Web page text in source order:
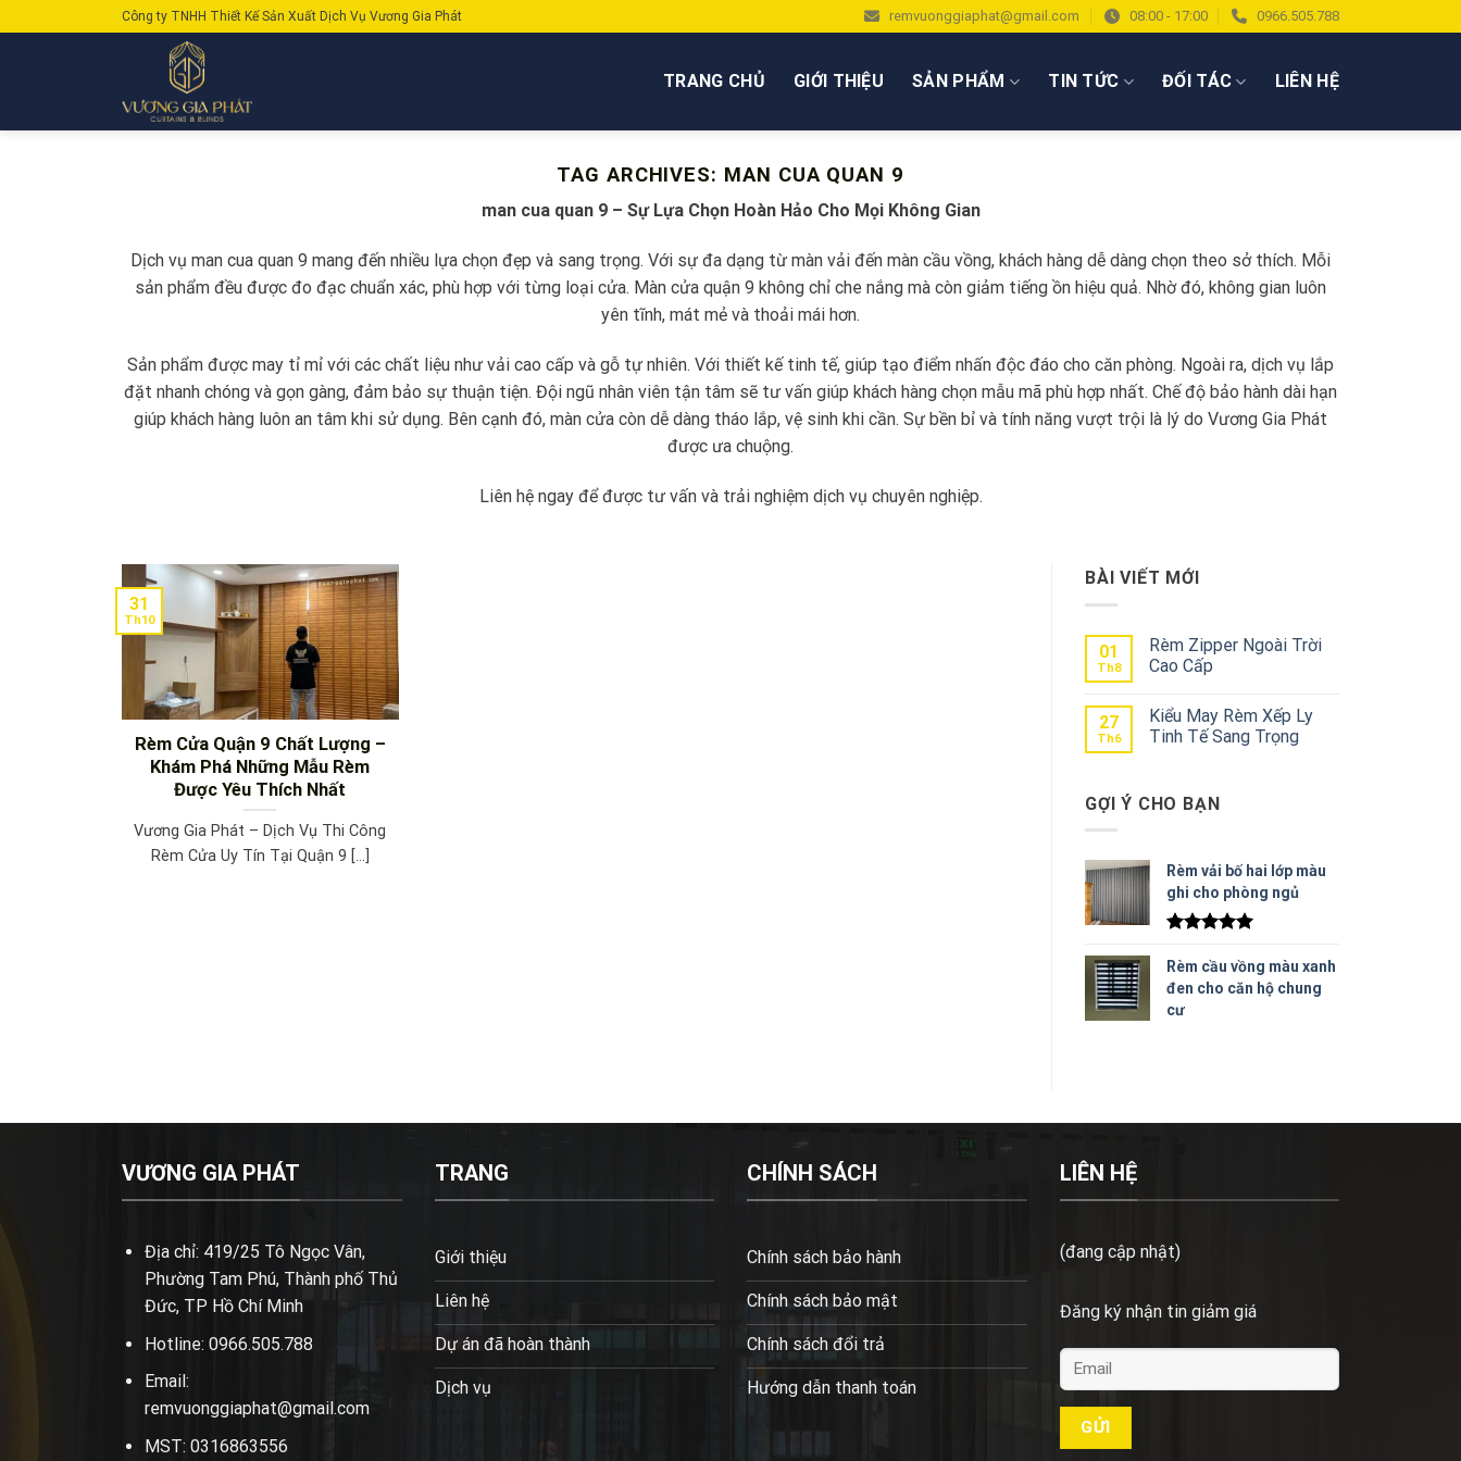
to
Công ty TNHH Thiết Kế Sản Xuất Dịch Vụ Vương Gia Phát remvuonggiaphat@gmail.com 08:00 - 17:00 0966.505.788
TRANG CHỦ GIỚI THIỆU SẢN PHẨM TIN TỨC ĐỐI TÁC LIÊN HỆ
TAG ARCHIVES: MAN CUA QUAN 9
man cua quan 9 – Sự Lựa Chọn Hoàn Hảo Cho Mọi Không Gian
Dịch vụ man cua quan 9 mang đến nhiều lựa chọn đẹp và sang trọng. Với sự đa dạng từ màn vải đến màn cầu vồng, khách hàng dễ dàng chọn theo sở thích. Mỗi
sản phẩm đều được đo đạc chuẩn xác, phù hợp với từng loại cửa. Màn cửa quận 9 không chỉ che nắng mà còn giảm tiếng ồn hiệu quả. Nhờ đó, không gian luôn
yên tĩnh, mát mẻ và thoải mái hơn.
Sản phẩm được may tỉ mỉ với các chất liệu như vải cao cấp và gỗ tự nhiên. Với thiết kế tinh tế, giúp tạo điểm nhấn độc đáo cho căn phòng. Ngoài ra, dịch vụ lắp
đặt nhanh chóng và gọn gàng, đảm bảo sự thuận tiện. Đội ngũ nhân viên tận tâm sẽ tư vấn giúp khách hàng chọn mẫu mã phù hợp nhất. Chế độ bảo hành dài hạn
giúp khách hàng luôn an tâm khi sử dụng. Bên cạnh đó, màn cửa còn dễ dàng tháo lắp, vệ sinh khi cần. Sự bền bỉ và tính năng vượt trội là lý do Vương Gia Phát
được ưa chuộng.
Liên hệ ngay để được tư vấn và trải nghiệm dịch vụ chuyên nghiệp.
Rèm Cửa Quận 9 Chất Lượng –
Khám Phá Những Mẫu Rèm
Được Yêu Thích Nhất
Vương Gia Phát – Dịch Vụ Thi Công
Rèm Cửa Uy Tín Tại Quận 9 [...]
31
Th10
BÀI VIẾT MỚI
01
Th8
Rèm Zipper Ngoài Trời
Cao Cấp
27
Th6
Kiểu May Rèm Xếp Ly
Tinh Tế Sang Trọng
GỢI Ý CHO BẠN
Rèm vải bố hai lớp màu
ghi cho phòng ngủ
hạng5.00
5 sao
Rèm cầu vồng màu xanh
đen cho căn hộ chung
cư
VƯƠNG GIA PHÁT
Địa chỉ: 419/25 Tô Ngọc Vân,
Phường Tam Phú, Thành phố Thủ
Đức, TP Hồ Chí Minh
Hotline: 0966.505.788
Email:
remvuonggiaphat@gmail.com
MST: 0316863556
TRANG
Giới thiệu
Liên hệ
Dự án đã hoàn thành
Dịch vụ
CHÍNH SÁCH
Chính sách bảo hành
Chính sách bảo mật
Chính sách đổi trả
Hướng dẫn thanh toán
LIÊN HỆ
(đang cập nhật)
Đăng ký nhận tin giảm giá